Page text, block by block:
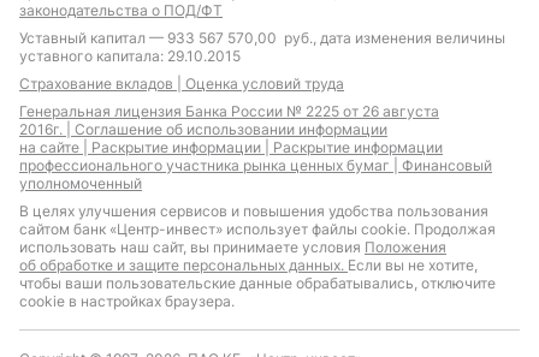
законодательства о ПОД/ФТ
Уставный капитал — 933 567 570,00 руб., дата изменения величины
уставного капитала: 29.10.2015
Страхование вкладов | Оценка условий труда
Генеральная лицензия Банка России № 2225 от 26 августа
2016г. | Соглашение об использовании информации
на сайте | Раскрытие информации | Раскрытие информации
профессионального участника рынка ценных бумаг | Финансовый
уполномоченный
В целях улучшения сервисов и повышения удобства пользования
сайтом банк «Центр-инвест» использует файлы cookie. Продолжая
использовать наш сайт, вы принимаете условия Положения
об обработке и защите персональных данных. Если вы не хотите,
чтобы ваши пользовательские данные обрабатывались, отключите
cookie в настройках браузера.